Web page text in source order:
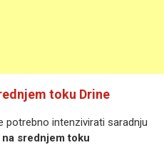
toku Drine
potrebno intenzivirati saradnju
srednjem toku